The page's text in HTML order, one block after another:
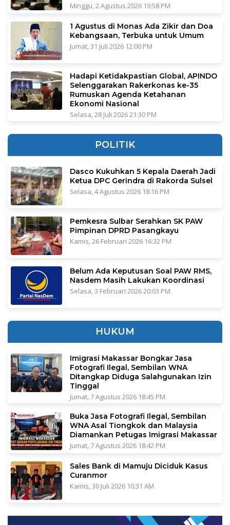
Minggu, 2 Agustus 2026 19:58 PM
1 Agustus di Monas Ada Zikir dan Doa
Kebangsaan, Terbuka untuk Umum
Jumat, 31 Juli 2026 12:00 PM
Hadapi Ketidakpastian Global, APINDO
Selenggarakan Rakerkonas ke-35
Rumuskan Agenda Ketahanan
Ekonomi Nasional
Selasa, 28 Juli 2026 21:30 PM
POLITIK
Dasco Kukuhkan 5 Kepala Daerah Jadi
Ketua DPC Gerindra di Rakorda Sulsel
Selasa, 4 Agustus 2026 18:16 PM
Pemkesra Sulbar Serahkan SK PAW
Pimpinan DPRD Pasangkayu
Kamis, 26 Februari 2026 16:32 PM
Belum Ada Keputusan Soal PAW RMS,
Nasdem Masih Lakukan Koordinasi
Selasa, 3 Februari 2026 20:03 PM
HUKUM
Imigrasi Makassar Bongkar Jasa
Fotografi Ilegal, Sembilan WNA
Ditangkap Diduga Salahgunakan Izin
Tinggal
Jumat, 7 Agustus 2026 18:45 PM
Buka Jasa Fotografi Ilegal, Sembilan
WNA Asal Tiongkok dan Malaysia
Diamankan Petugas Imigrasi Makassar
Jumat, 7 Agustus 2026 18:42 PM
Sales Bank di Mamuju Diciduk Kasus
Curanmor
Kamis, 30 Juli 2026 10:31 AM